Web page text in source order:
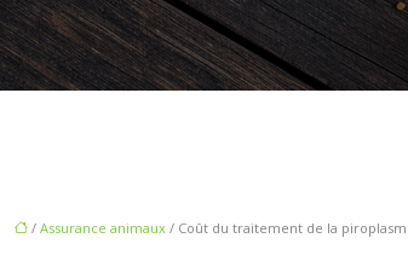
/ Assurance animaux / Coût du traitement de la